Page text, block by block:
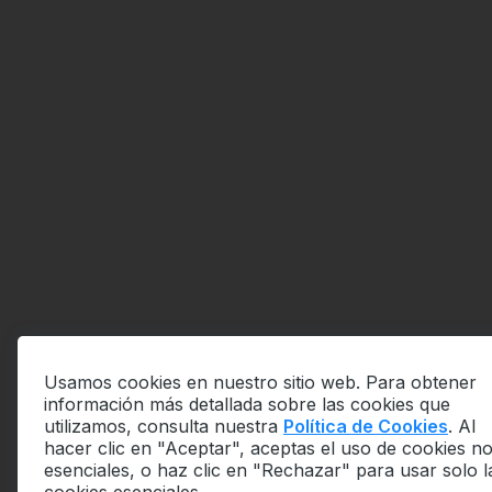
Usamos cookies en nuestro sitio web. Para obtener
información más detallada sobre las cookies que
utilizamos, consulta nuestra Política de Cookies. Al
hacer clic en "Aceptar", aceptas el uso de cookies no
esenciales, o haz clic en "Rechazar" para usar solo